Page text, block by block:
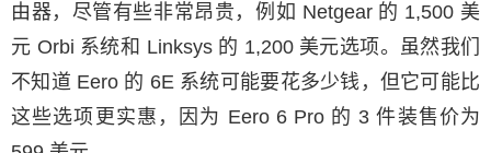
由器，尽管有些非常昂贵，例如 Netgear 的 1,500 美
元 Orbi 系统和 Linksys 的 1,200 美元选项。虽然我们
不知道 Eero 的 6E 系统可能要花多少钱，但它可能比
这些选项更实惠，因为 Eero 6 Pro 的 3 件装售价为